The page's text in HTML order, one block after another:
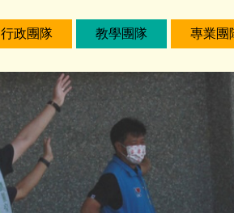
行政團隊 教學團隊 專業團